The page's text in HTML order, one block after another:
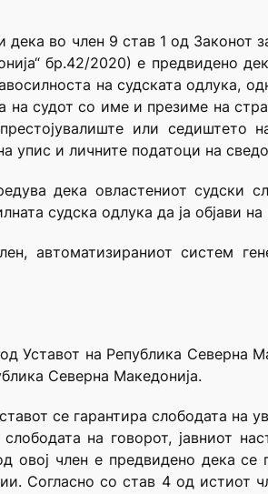
дека во член 9 став 1 од
бр.42/2020) е предвидено
на судската одлука,
на судот со име и презиме на
или седиштето
упис и личните податоци на
дека овластениот
судска одлука да ја објави
автоматизираниот систем
Уставот на Република Северна
Северна Македонија.
се гарантира слободата на
на говорот, јавниот
овој член е предвидено дека
Согласно со став 4 од истиот